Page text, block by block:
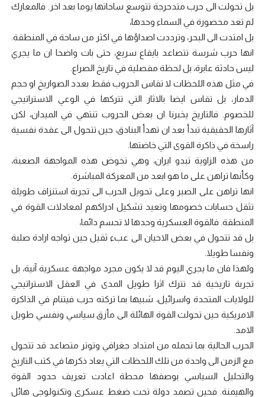
بل تحولت الى حرب متدحرجة تتوسع ساحاتها يوما بعد اخر. فالمعارك
لم تعد محصورة في السماء وحدها،
بل امتدت الى البحر، وترددت اصداؤها في اكثر من ساحة في المنطقة.
انها حرب شرسة تتصاعد بايقاع سريع، حتى بات واضحا ان ما يجري
ليس حادثة عابرة، بل لحظة مفصلية في تاريخ الصراع.
في مثل هذه اللحظات لا تقاس الحروب فقط بعدد الصواريخ او حجم
الدمار، بل تقاس ايضا بالاثار التي تتركها في الوعي الاستراتيجي
للخصوم. فالتاريخ يخبرنا ان بعض الحروب تنتهي في الميدان، لكن
آثارها الحقيقية تبدأ بعد ان تهدأ البنادق، حين تتحول الى عقدة نفسية
راسخة في ذاكرة القوى التي خاضتها.
من هذه الزاوية تبدو ايران، وهي تخوض هذه المواجهة الصعبة،
وكأنها تراهن على ما هو ابعد من المعركة المباشرة.
انها تراهن على الصبر وعلى تحويل الحرب الى تجربة استنزاف طويلة
تثقل حسابات خصومها وتعيد تشكيل ادراكهم لمعادلات القوة في
المنطقة. فالقوة العسكرية وحدها لا تحسم دائما،
بل قد تتحول في بعض الاحيان الى عبء ثقيل حين تواجه ارادة صلبة
ونفسا طويلا.
ولهذا فان ما يجري اليوم قد لا يكون مجرد مواجهة عسكرية آنية، بل
تجربة تاريخية قد تترك اثرا طويل المدى في العقل الاستراتيجي
للولايات المتحدة واسرائيل، شبيها بما تركته حرب فيتنام في الذاكرة
الامريكية حين تحولت القوة الهائلة الى مأزق سياسي ونفسي طويل
الامد.
الحرب الحالية بما تحمله من امتداد جغرافي وتوتر متصاعد قد تتحول
مع الزمن الى واحدة من تلك اللحظات التي يعاد ذكرها في كتب التاريخ
والتحليل السياسي بوصفها محطة اعادت تعريف حدود القوة
والهيمنة. فحين تصمد دولة تحت ضغط عسكري وتكنولوجي هائل